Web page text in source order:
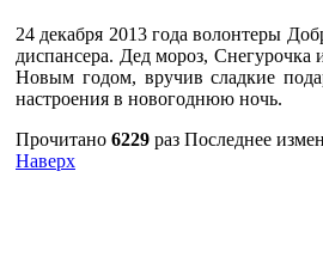
24 декабря 2013 года волонтеры
диспансера. Дед мороз,
Новым годом, вручив сладкие
настроения в новогоднюю ночь.
Прочитано 6229 раз Последнее
Наверх